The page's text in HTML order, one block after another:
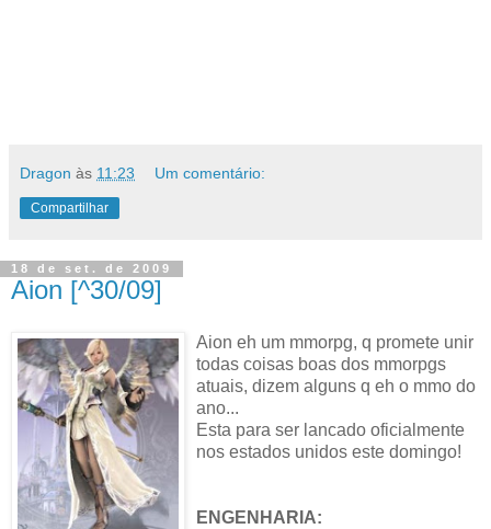
Dragon às 11:23 Um comentário:
Compartilhar
18 de set. de 2009
Aion [^30/09]
Aion eh um mmorpg, q promete unir
todas coisas boas dos mmorpgs
atuais, dizem alguns q eh o mmo do
ano...
Esta para ser lancado oficialmente
nos estados unidos este domingo!
ENGENHARIA: